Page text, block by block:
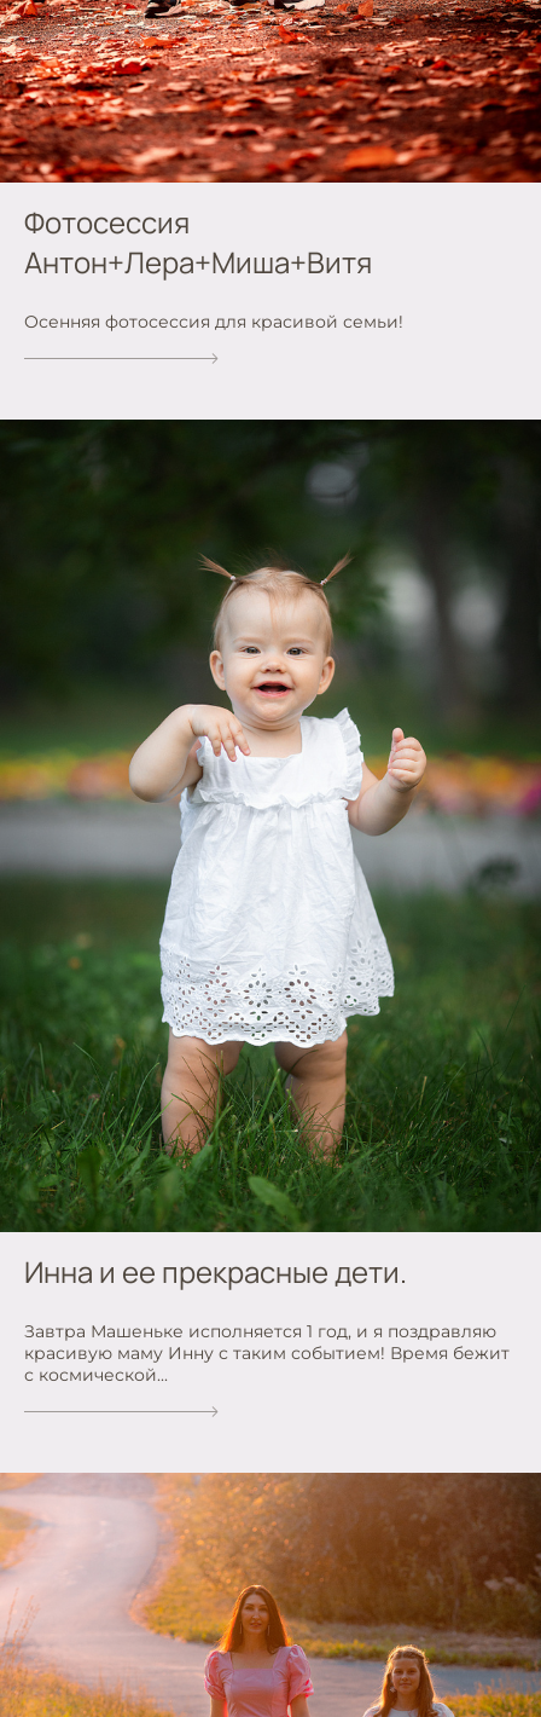
Фотосессия
Антон+Лера+Миша+Витя
Осенняя фотосессия для красивой семьи!
Инна и ее прекрасные дети.
Завтра Машеньке исполняется 1 год, и я поздравляю
красивую маму Инну с таким событием! Время бежит
с космической...